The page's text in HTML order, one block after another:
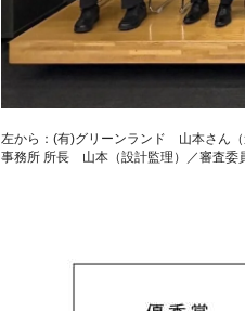
左から：(有)グリーンランド 山本さん
事務所 所長 山本（設計監理）／審査